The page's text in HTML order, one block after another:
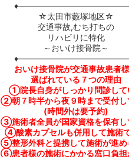
☆太田市藪塚地区☆
交通事故,むち打ちの
リハビリに特化
～おいけ接骨院～
おいけ接骨院が交通事故患者
選ばれている７つの理由
①院長自身がしっかり問診して
②朝７時半から夜９時まで受付し
(時間外は要予約)
③施術者全員が国家資格を保有し
④酸素カプセルも併用して施術
⑤整形外科と提携して施術が進め
⑥患者様の施術にかかる窓口負担